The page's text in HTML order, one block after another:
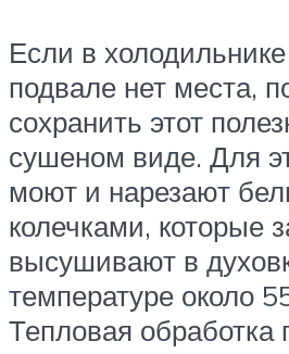
Если в
подвале нет места,
сохранить этот
сушеном виде. Для
моют и нарезают
колечками, которые
высушивают в
температуре около
Тепловая обработка